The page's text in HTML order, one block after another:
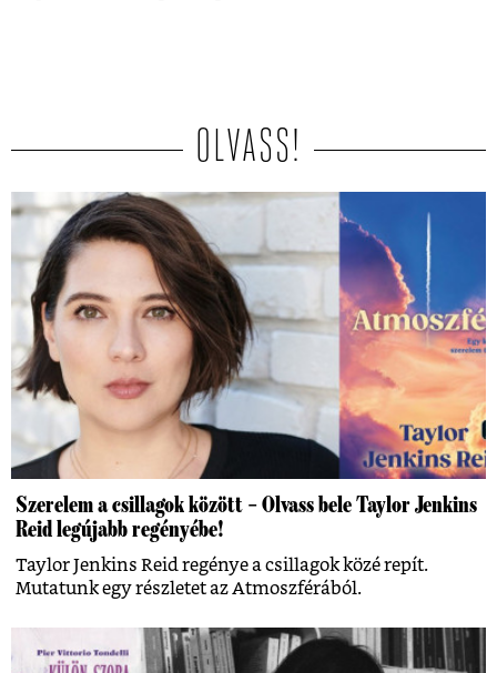
OLVASS!
Szerelem a csillagok között – Olvass bele Taylor Jenkins
Reid legújabb regényébe!
Taylor Jenkins Reid regénye a csillagok közé repít.
Mutatunk egy részletet az Atmoszférából.